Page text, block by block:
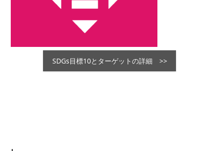
SDGs目標10とターゲットの詳細 >>